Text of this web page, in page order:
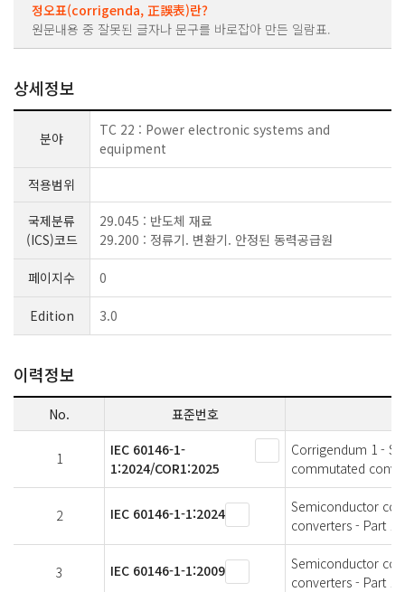
정오표(corrigenda, 正誤表)란?
원문내용 중 잘못된 글자나 문구를 바로잡아 만든 일람표.
상세정보
분야
TC 22 : Power electronic systems and
equipment
적용범위
국제분류
(ICS)코드
29.045 : 반도체 재료
29.200 : 정류기. 변환기. 안정된 동력공급원
페이지수 0
Edition 3.0
이력정보
No. 표준번호
1
IEC 60146-1-
1:2024/COR1:2025
Corrigendum 1 -
commutated
2 IEC 60146-1-1:2024
Semiconductor
converters - Part
3 IEC 60146-1-1:2009
Semiconductor
converters - Part